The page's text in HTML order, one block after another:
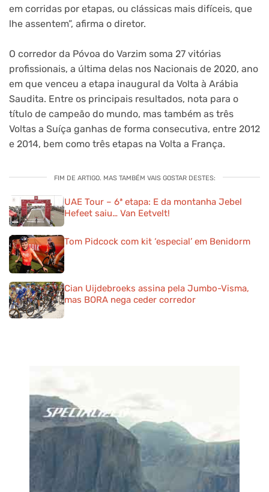
em corridas por etapas, ou clássicas mais difíceis, que
lhe assentem”, afirma o diretor.
O corredor da Póvoa do Varzim soma 27 vitórias
profissionais, a última delas nos Nacionais de 2020, ano
em que venceu a etapa inaugural da Volta à Arábia
Saudita. Entre os principais resultados, nota para o
título de campeão do mundo, mas também as três
Voltas a Suíça ganhas de forma consecutiva, entre 2012
e 2014, bem como três etapas na Volta a França.
FIM DE ARTIGO. MAS TAMBÉM VAIS GOSTAR DESTES:
UAE Tour – 6ª etapa: E da montanha Jebel
Hefeet saiu… Van Eetvelt!
Tom Pidcock com kit ‘especial’ em Benidorm
Cian Uijdebroeks assina pela Jumbo-Visma,
mas BORA nega ceder corredor